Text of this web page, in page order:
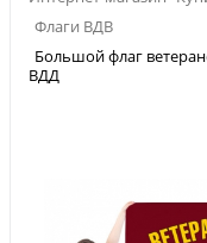
Флаги ВДВ
Большой флаг
ВДД